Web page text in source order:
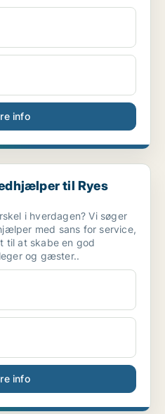
info
Ryes Kaserne i Frede...
til Ryes
i hverdagen? Vi søger
med sans for service,
til at skabe en god
og gæster..
info